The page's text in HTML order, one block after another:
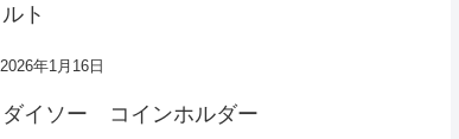
ルト
2026年1月16日
ダイソー コインホルダー